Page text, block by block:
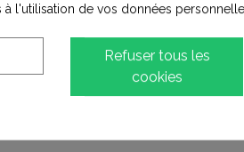
à l'utilisation de vos données
Refuser tous les
cookies